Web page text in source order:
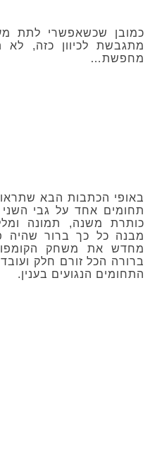
כמובן שכשאפשרי לתת
מתגבשת לכיוון כזה,
מחפשת…
באופי הכתבות הבא
תחומים אחד על גבי
כותרת משנה, תמונה
מבנה כל כך ברור שהיה
מחדש את משחק
ברורה הכל זורם חלק
התחומים הנגועים בענין.